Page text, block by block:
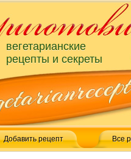
вегетарианские
рецепты и секреты
Добавить рецепт Все